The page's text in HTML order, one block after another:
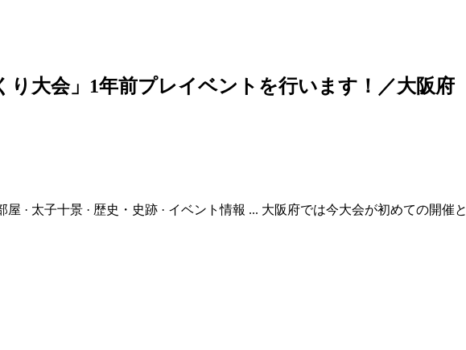
り大会」1年前プレイベントを行います！／大阪府
· 太子十景 · 歴史・史跡 · イベント情報 ... 大阪府では今大会が初めての開催と